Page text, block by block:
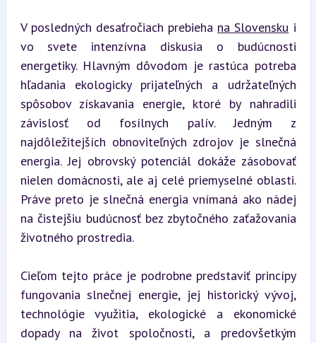
V posledných desaťročiach prebieha na Slovensku i
vo svete intenzívna diskusia o budúcnosti
energetiky. Hlavným dôvodom je rastúca potreba
hľadania ekologicky prijateľných a udržateľných
spôsobov získavania energie, ktoré by nahradili
závislosť od fosílnych palív. Jedným z
najdôležitejších obnoviteľných zdrojov je slnečná
energia. Jej obrovský potenciál dokáže zásobovať
nielen domácnosti, ale aj celé priemyselné oblasti.
Práve preto je slnečná energia vnímaná ako nádej
na čistejšiu budúcnosť bez zbytočného zaťažovania
životného prostredia.
Cieľom tejto práce je podrobne predstaviť princípy
fungovania slnečnej energie, jej historický vývoj,
technológie využitia, ekologické a ekonomické
dopady na život spoločnosti, a predovšetkým